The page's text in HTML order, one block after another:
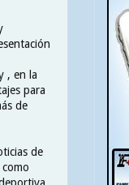
, en la
para
de
de